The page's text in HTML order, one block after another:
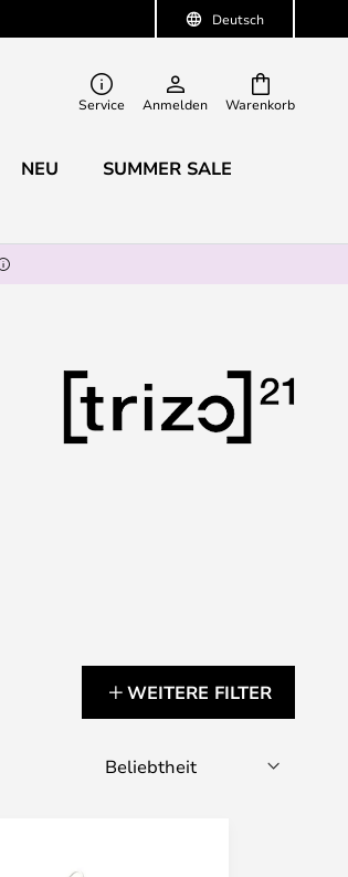
Deutsch
Warenkorb
Service Anmelden
NEU SUMMER SALE
WEITERE FILTER